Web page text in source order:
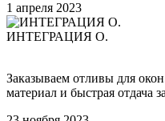
1 апреля 2023
ИНТЕГРАЦИЯ О.
Заказываем отливы для
материал и быстрая отдача